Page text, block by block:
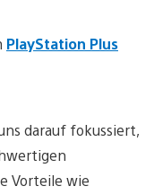
PlayStation Plus
darauf fokussiert,
Vorteile wie